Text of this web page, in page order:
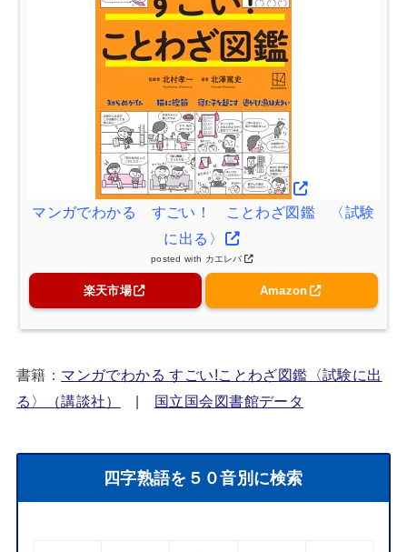
マンガでわかる すごい！ ことわざ図鑑 〈試験
に出る〉
posted with カエレバ
楽天市場 Amazon
書籍： マンガでわかる すごい!ことわざ図鑑〈試験に出
る〉（講談社）
国立国会図書館データ
四字熟語を５０音別に検索